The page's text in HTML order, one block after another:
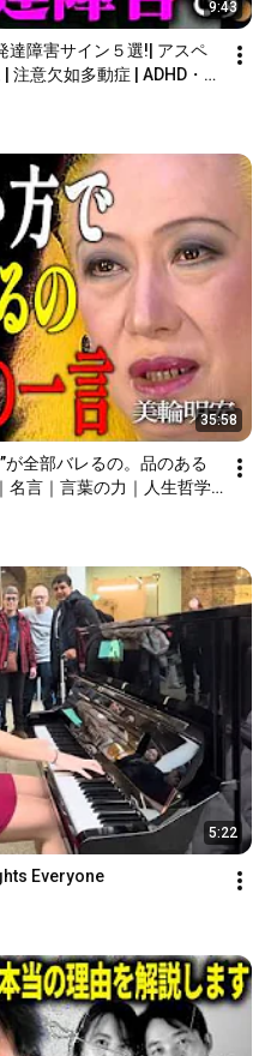
9:43
達障害サイン５選!| アスペ
注意欠如多動症 | ADHD・
35:58
が全部バレるの。品のある
名言｜言葉の力｜人生哲学
5:22
Everyone